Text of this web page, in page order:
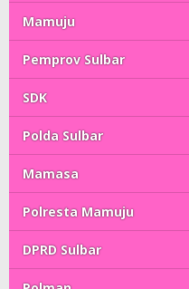
Mamuju
Pemprov Sulbar
SDK
Polda Sulbar
Mamasa
Polresta Mamuju
DPRD Sulbar